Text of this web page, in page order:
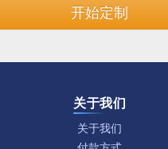
开始定制
关于我们
关于我们